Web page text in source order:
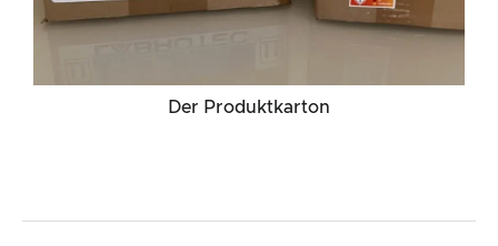
Der Produktkarton